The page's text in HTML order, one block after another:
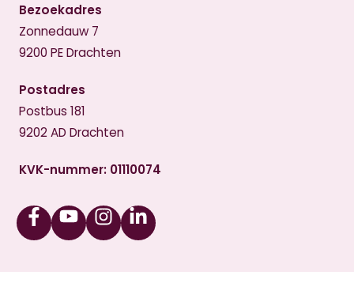
Bezoekadres
Zonnedauw 7
9200 PE Drachten
Postadres
Postbus 181
9202 AD Drachten
KVK-nummer: 01110074
FacebookYoutubeInstagramLinkedin